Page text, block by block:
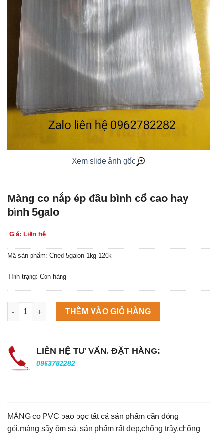
Xem slide ảnh gốc
Màng co nắp ép đầu bình cổ cao hay
bình 5galo
Giá: Liên hệ
Mã sản phẩm: Cned-5galon-1kg-120k
Tình trạng: Còn hàng
Máy làm đá viên Scotsman NW458AS số lượng
THÊM VÀO GIỎ HÀNG
LIÊN HỆ TƯ VẤN, ĐẶT HÀNG:
0963782282
MÀNG co PVC bao bọc tất cả sản phẩm cần đóng
gói,màng sấy ôm sát sản phẩm rất đẹp,chống trầy,chống